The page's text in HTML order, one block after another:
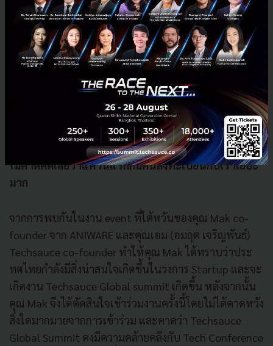
ใครจะคาดคิดว่าสัตวแพทย์มาร่วมงาน Techsauce Global
Summit 2018 แต่อะไรก็เกิดขึ้นได้ในงานประจำปีที่เหล่า
Startup นับพันชีวิตมาร่วมพบปะกัน
ไม่คาดคิดเลยว่าแค่วันแรกก็มีคนลงทะเบียนกับเราเยอะ
มาก
จากการพบกันในงาน event ที่ใต้หวันของคุณ Mak co-
founder จาก ANIWARE และคุณเอม (อมฤต เจริญพันธ์)
Techsauce co-founder ทำให้คุณ Mak ได้ทราบว่าประ
ทศไทยกำลังมีสิ่งน่าสนใจเกิดขึ้นในวงการ Startup และจะ
เกิดงาน Techsauce Global summit เกิดขึ้น หลังจากนั้น
คุณ Mak จึงได้ตัดสินใจเข้าร่วมงานครั้งนี้โดยไม่ได้คาดหวัง
สิ่งใดมากมายจากการเข้าร่วม และคาดว่า Techsauce
Global Summit คงมีความคล้ายคลึงกับ Tech Conference